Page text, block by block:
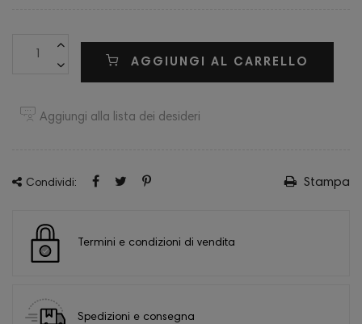
AGGIUNGI AL CARRELLO
Aggiungi alla lista dei desideri
Condividi: Stampa
Termini e condizioni di vendita
Spedizioni e consegna